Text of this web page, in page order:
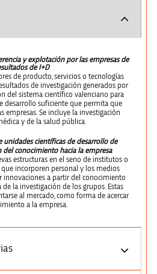
y explotación por las empresas de
de I+D
de producto, servicios o tecnologías
de investigación generados por
del sistema científico valenciano para
desarrollo suficiente que permita que
empresas. Se incluye la investigación
y de la salud pública.
unidades científicas de desarrollo de
del conocimiento hacia la empresa
estructuras en el seno de institutos o
incorporen personal y los medios
innovaciones a partir del conocimiento
de la investigación de los grupos. Estas
al mercado, como forma de acercar
a la empresa.